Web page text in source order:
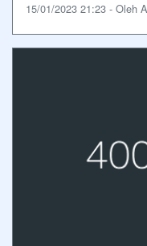
15/01/2023 21:23 - Oleh